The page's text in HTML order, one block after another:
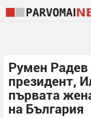
Румен Радев
президент,
първата
на България